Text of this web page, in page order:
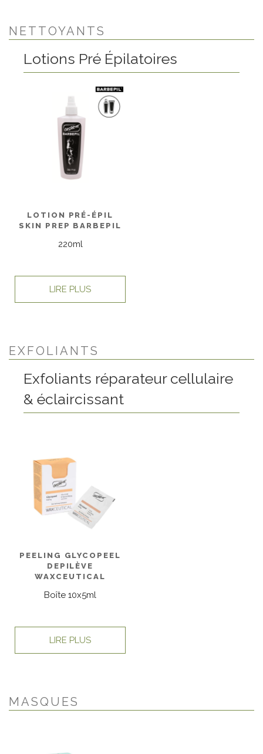
NETTOYANTS
Lotions Pré Épilatoires
LOTION PRÉ-ÉPIL
SKIN PREP BARBEPIL
220ml
LIRE PLUS
EXFOLIANTS
Exfoliants réparateur cellulaire
& éclaircissant
PEELING GLYCOPEEL
DEPILÈVE
WAXCEUTICAL
Boîte 10x5ml
LIRE PLUS
MASQUES